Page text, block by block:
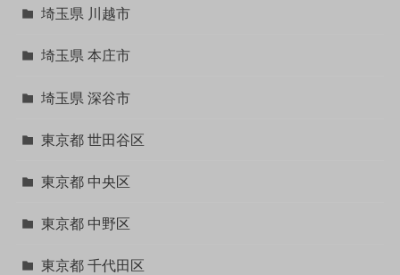
埼玉県 川越市
埼玉県 本庄市
埼玉県 深谷市
東京都 世田谷区
東京都 中央区
東京都 中野区
東京都 千代田区